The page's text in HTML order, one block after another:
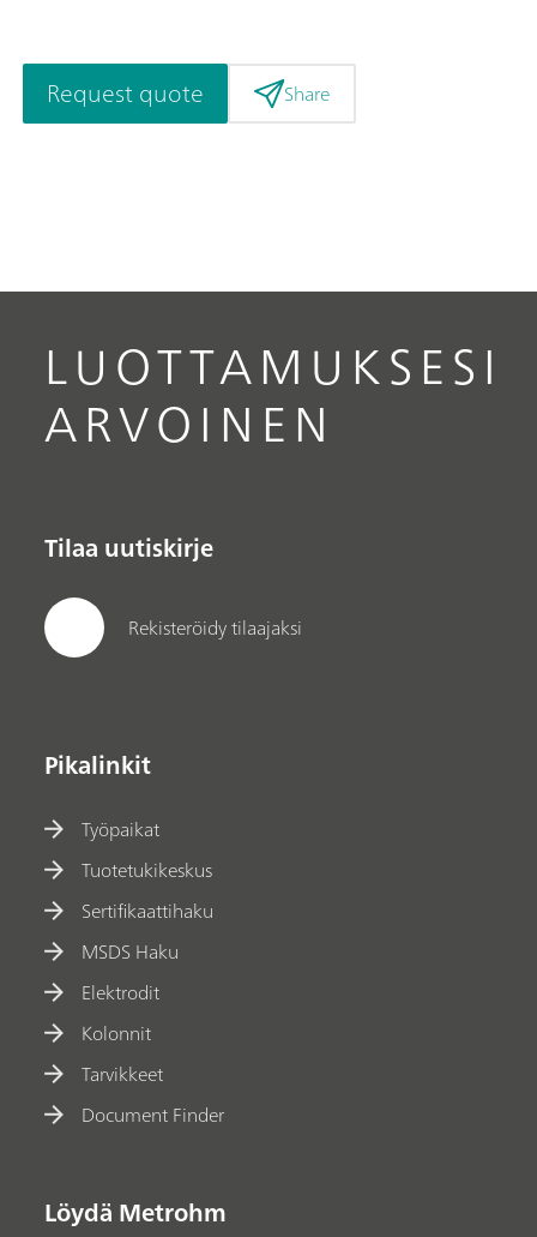
Request quote Share
LUOTTAMUKSESI
ARVOINEN
Tilaa uutiskirje
Rekisteröidy tilaajaksi
Pikalinkit
Työpaikat
Tuotetukikeskus
Sertifikaattihaku
MSDS Haku
Elektrodit
Kolonnit
Tarvikkeet
Document Finder
Löydä Metrohm